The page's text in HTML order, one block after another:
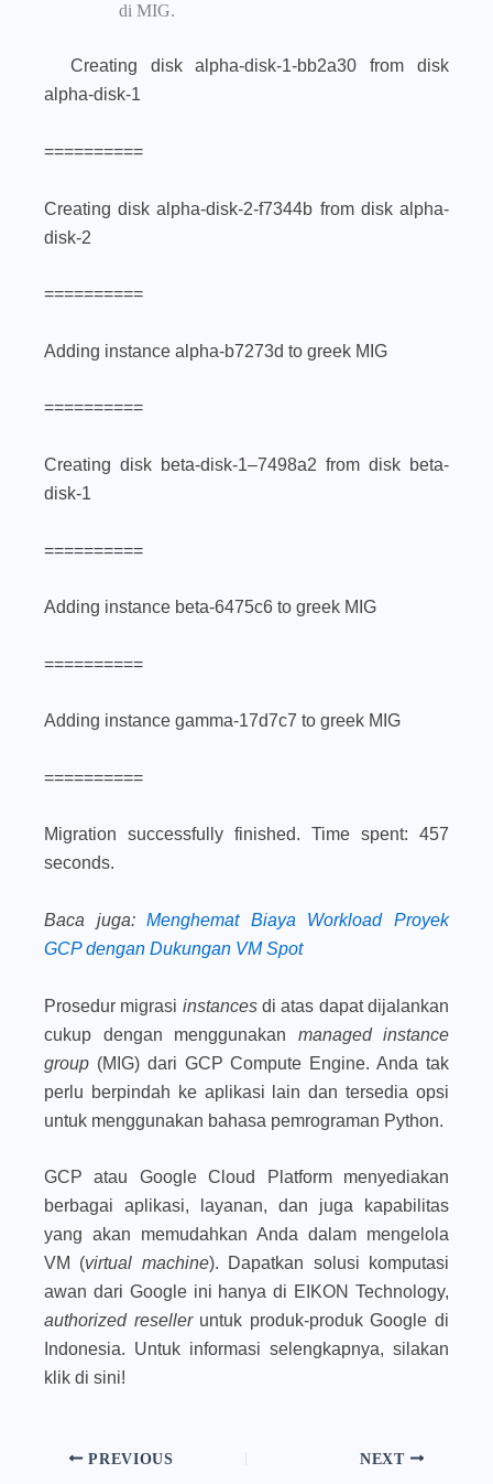
di MIG.
Creating disk alpha-disk-1-bb2a30 from disk
alpha-disk-1
==========
Creating disk alpha-disk-2-f7344b from disk alpha-
disk-2
==========
Adding instance alpha-b7273d to greek MIG
==========
Creating disk beta-disk-1–7498a2 from disk beta-
disk-1
==========
Adding instance beta-6475c6 to greek MIG
==========
Adding instance gamma-17d7c7 to greek MIG
==========
Migration successfully finished. Time spent: 457
seconds.
Baca juga:
Menghemat Biaya Workload Proyek
GCP dengan Dukungan VM Spot
Prosedur migrasi instancesdi atas dapat dijalankan
cukup dengan menggunakan managed instance
group (MIG) dari GCP Compute Engine. Anda tak
perlu berpindah ke aplikasi lain dan tersedia opsi
untuk menggunakan bahasa pemrograman Python.
GCP atau Google Cloud Platform menyediakan
berbagai aplikasi, layanan, dan juga kapabilitas
yang akan memudahkan Anda dalam mengelola
VM (virtual machine). Dapatkan solusi komputasi
awan dari Google ini hanya di EIKON Technology,
authorized reseller untuk produk-produk Google di
Indonesia. Untuk informasi selengkapnya, silakan
klik di sini!
PREVIOUS NEXT